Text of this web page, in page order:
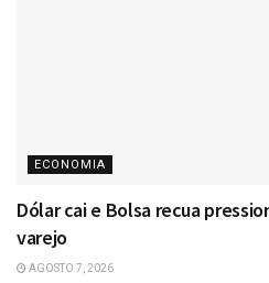
ECONOMIA
Dólar cai e Bolsa recua
varejo
AGOSTO 7, 2026